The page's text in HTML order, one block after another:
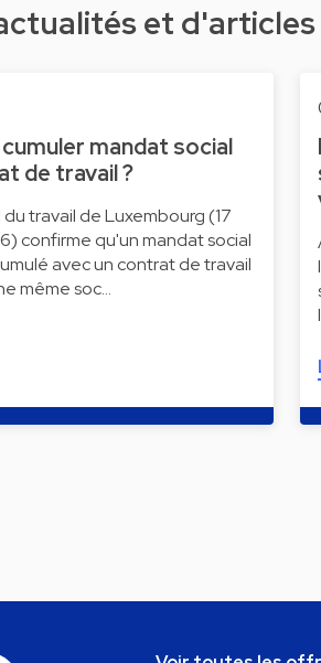
et d'articles
mandat social
de travail ?
travail de Luxembourg (17
confirme qu'un mandat social
avec un contrat de travail
même soc…